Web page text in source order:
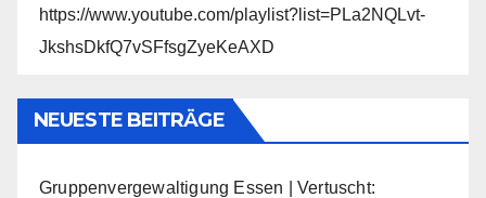
https://www.youtube.com/playlist?list=PLa2NQLvt-
JkshsDkfQ7vSFfsgZyeKeAXD
NEUESTE BEITRÄGE
Gruppenvergewaltigung Essen | Vertuscht: